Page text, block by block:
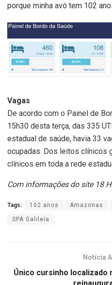
porque minha avó tem 102
Vagas
De acordo com o Painel de
15h30 desta terça, das 335
estadual de saúde, havia 33
ocupadas. Dos leitos clínicos
clínicos em toda a rede
Com informações do site 18
Tags: 102 anos Amazonas
SPA Galileia
Notícia
Único cursinho localizado